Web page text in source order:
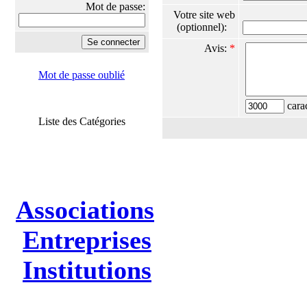
Mot de passe:
Mot de passe oublié
Liste des Catégories
Associations
Entreprises
Institutions
Votre site web
(optionnel):
Avis: *